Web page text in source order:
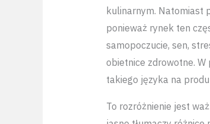
kulinarnym. Natomiast
ponieważ rynek ten
samopoczucie, sen,
obietnice zdrowotne.
takiego języka na
To rozróżnienie jest